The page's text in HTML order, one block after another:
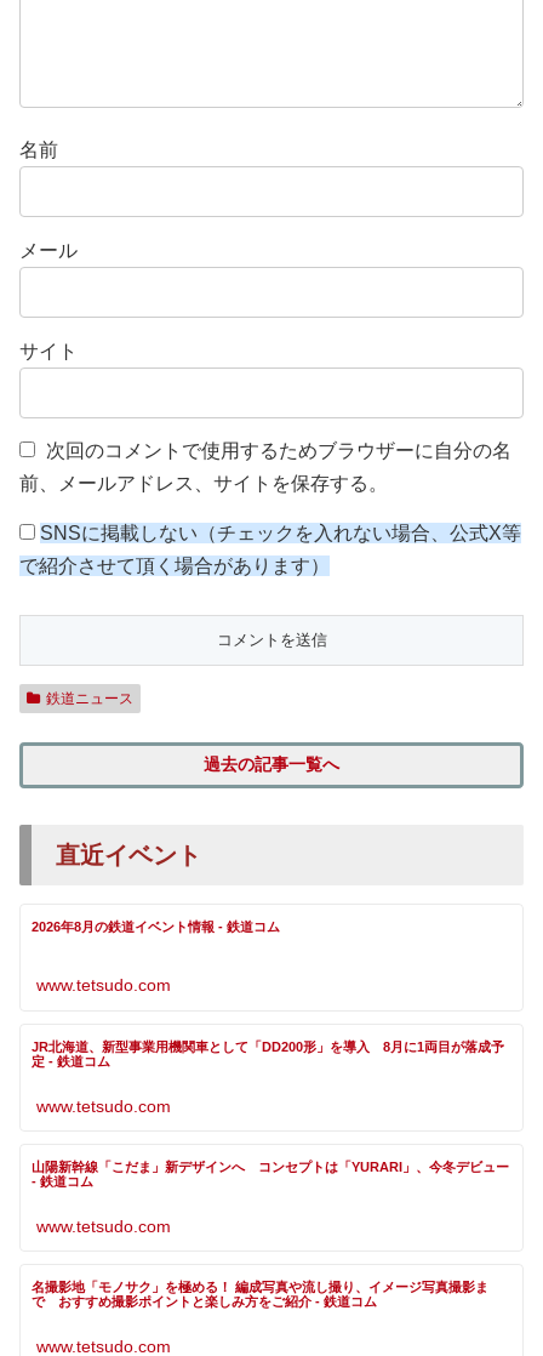
名前
メール
サイト
次回のコメントで使用するためブラウザーに自分の名
前、メールアドレス、サイトを保存する。
SNSに掲載しない（チェックを入れない場合、公式X等
で紹介させて頂く場合があります）
鉄道ニュース
過去の記事一覧へ
直近イベント
2026年8月の鉄道イベント情報 - 鉄道コム
www.tetsudo.com
JR北海道、新型事業用機関車として「DD200形」を導入 8月に1両目が落成予
定 - 鉄道コム
www.tetsudo.com
山陽新幹線「こだま」新デザインへ コンセプトは「YURARI」、今冬デビュー
- 鉄道コム
www.tetsudo.com
名撮影地「モノサク」を極める！ 編成写真や流し撮り、イメージ写真撮影ま
で おすすめ撮影ポイントと楽しみ方をご紹介 - 鉄道コム
www.tetsudo.com